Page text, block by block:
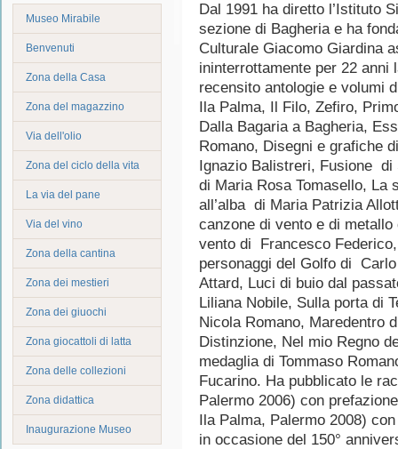
Museo Mirabile
Benvenuti
Zona della Casa
Zona del magazzino
Via dell'olio
Zona del ciclo della vita
La via del pane
Via del vino
Zona della cantina
Zona dei mestieri
Zona dei giuochi
Zona giocattoli di latta
Zona delle collezioni
Zona didattica
Inaugurazione Museo
Dal 1991 ha diretto l’Istituto
sezione di Bagheria e ha
Culturale Giacomo Giardina
ininterrottamente per 22
recensito antologie e volumi
Ila Palma, Il Filo, Zefiro,
Dalla Bagaria a Bagheria,
Romano, Disegni e grafiche
Ignazio Balistreri, Fusione di
di Maria Rosa Tomasello, La
all’alba di Maria Patrizia
canzone di vento e di
vento di Francesco
personaggi del Golfo di
Attard, Luci di buio dal
Liliana Nobile, Sulla porta di
Nicola Romano, Maredentro
Distinzione, Nel mio Regno
medaglia di Tommaso
Fucarino. Ha pubblicato le
Palermo 2006) con
Ila Palma, Palermo 2008)
in occasione del 150°